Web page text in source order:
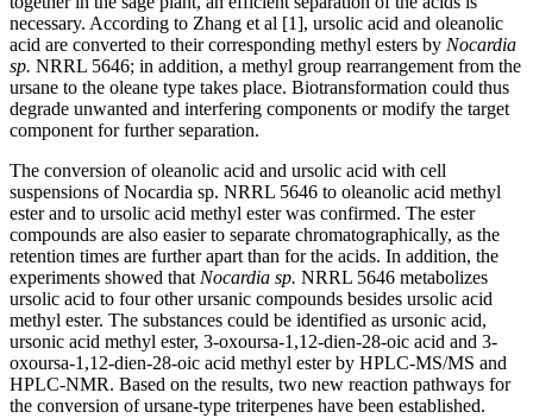
necessary. According to Zhang et al [1], ursolic acid and oleanolic
acid are converted to their corresponding methyl esters by Nocardia
sp. NRRL 5646; in addition, a methyl group rearrangement from the
ursane to the oleane type takes place. Biotransformation could thus
degrade unwanted and interfering components or modify the target
component for further separation.
The conversion of oleanolic acid and ursolic acid with cell
suspensions of Nocardia sp. NRRL 5646 to oleanolic acid methyl
ester and to ursolic acid methyl ester was confirmed. The ester
compounds are also easier to separate chromatographically, as the
retention times are further apart than for the acids. In addition, the
experiments showed thatNocardia sp. NRRL 5646 metabolizes
ursolic acid to four other ursanic compounds besides ursolic acid
methyl ester. The substances could be identified as ursonic acid,
ursonic acid methyl ester, 3-oxoursa-1,12-dien-28-oic acid and 3-
oxoursa-1,12-dien-28-oic acid methyl ester by HPLC-MS/MS and
HPLC-NMR. Based on the results, two new reaction pathways for
the conversion of ursane-type triterpenes have been established.